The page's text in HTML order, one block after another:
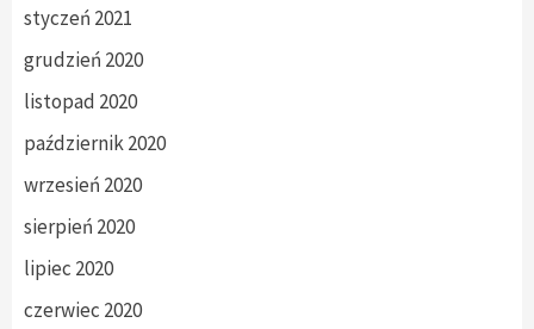
styczeń 2021
grudzień 2020
listopad 2020
październik 2020
wrzesień 2020
sierpień 2020
lipiec 2020
czerwiec 2020